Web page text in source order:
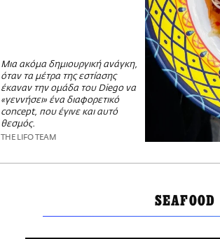
Μια ακόμα δημιουργική ανάγκη,
όταν τα μέτρα της εστίασης
έκαναν την ομάδα του Diego να
«γεννήσει» ένα διαφορετικό
concept, που έγινε και αυτό
θεσμός.
THE LIFO TEAM
SEAFOOD